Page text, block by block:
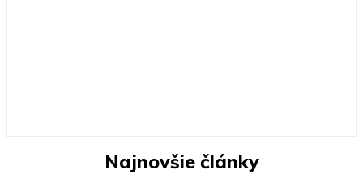
Najnovšie články